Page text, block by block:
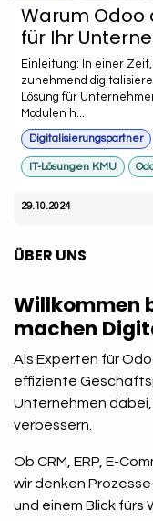
Warum Odoo
für Ihr
Einleitu​ng: In einer
zunehmend
Lösung für
Modulen h...
Digitalisierungspartner
IT-Lösungen KMU
29.10.2024
ÜBER UNS
Willkommen
machen
Als Experten für
effiziente
Unternehmen
verbessern.
Ob CRM, ERP, E-
wir denken
und einem Blick fürs